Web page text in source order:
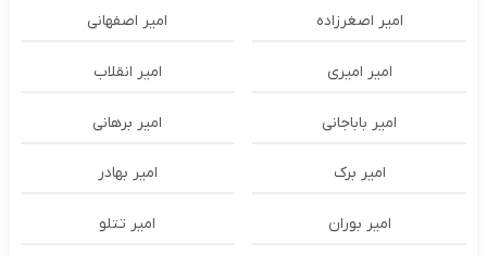
امیر اصغرزاده امیر اصفهانی
امیر امیری امیر انقلاب
امیر باباجانی امیر برهانی
امیر برک امیر بهادر
امیر بوران امیر تتلو